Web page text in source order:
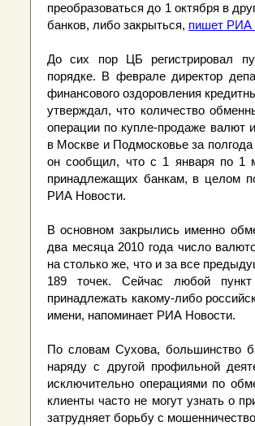
преобразоваться до 1 октября в
банков, либо закрыться, пишет РИА
До сих пор ЦБ регистрировал
порядке. В феврале директор
финансового оздоровления
утверждал, что количество
операции по купле-продаже валют
в Москве и Подмосковье за
он сообщил, что с 1 января по 1
принадлежащих банкам, в целом
РИА Новости.
В основном закрылись именно
два месяца 2010 года число
на столько же, что и за все
189 точек. Сейчас любой
принадлежать какому-либо
имени, напоминает РИА Новости.
По словам Сухова, большинство
наряду с другой профильной
исключительно операциями по
клиенты часто не могут узнать о
затрудняет борьбу с